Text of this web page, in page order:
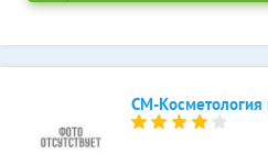
СМ-Косметология